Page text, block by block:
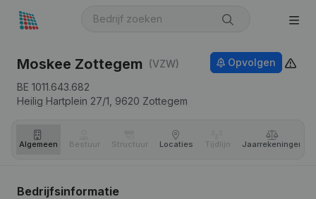
Moskee Zottegem (VZW)
BE 1011.643.682
Heilig Hartplein 27/1, 9620 Zottegem
Opvolgen
Algemeen Bestuur Structuur Locaties Tijdlijn Jaar­rekeningen
Bedrijfsinformatie